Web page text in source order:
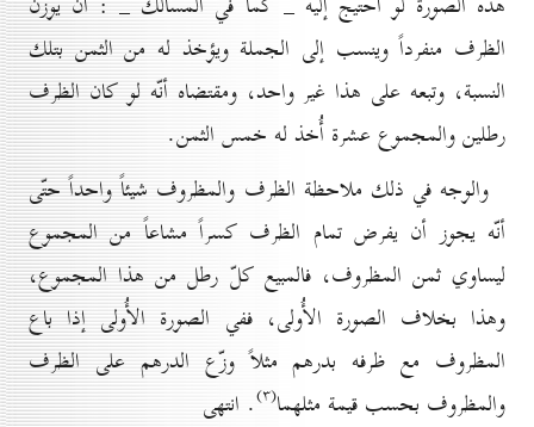
الظرف منفرداً وينسب إلى الجملة ويؤخذ له من الثمن بتلك
النسبة، وتبعه على هذا غير واحد، ومقتضاه أنّه لو كان الظرف
رطلين والمجموع عشرة أُخذ له خمس الثمن.
والوجه في ذلك ملاحظة الظرف والمظروف شيئاً واحداً حتّى
أنّه يجوز أن يفرض تمام الظرف كسراً مشاعاً من المجموع
ليساوي ثمن المظروف، فالمبيع كلّ رطل من هذا المجموع،
وهذا بخلاف الصورة الأُولى، ففي الصورة الأُولی إذا باع
المظروف مع ظرفه بدرهم مثلاً وزّع الدرهم على الظرف
والمظروف بحسب قيمة مثلهما(۳) . انتهى